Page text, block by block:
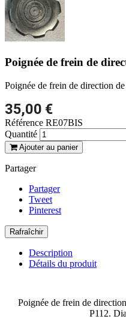
Poignée de frein de
Poignée de frein de direction
35,00 €
Référence RE07BIS
Quantité
Ajouter au panier
Partager
Partager
Tweet
Pinterest
Description
Détails du produit
Poignée de frein de
P112.